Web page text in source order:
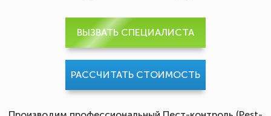
ВЫЗВАТЬ СПЕЦИАЛИСТА
РАССЧИТАТЬ СТОИМОСТЬ